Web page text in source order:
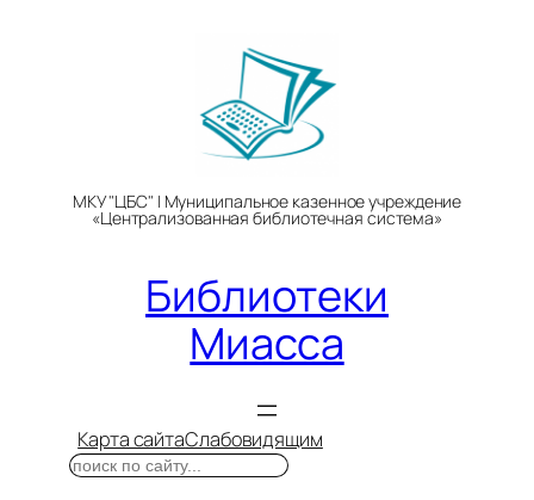
МКУ "ЦБС" | Муниципальное казенное учреждение
«Централизованная библиотечная система»
Библиотеки
Миасса
Карта сайтаСлабовидящим
Поиск